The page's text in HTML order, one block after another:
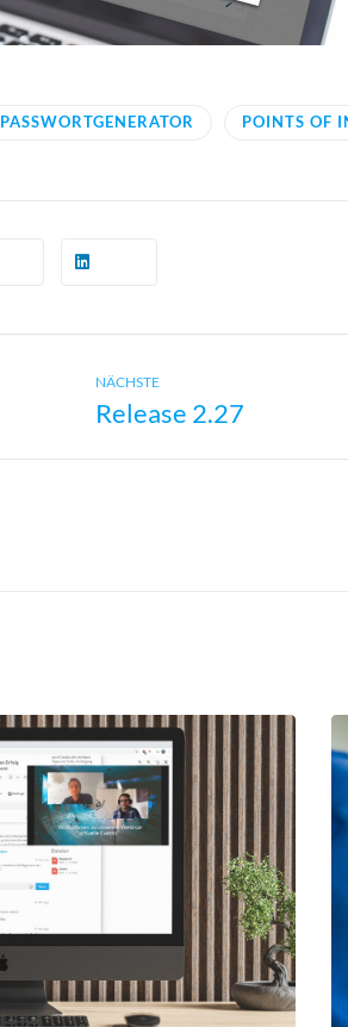
PASSWORTGENERATOR POINTS OF
NÄCHSTENext
post:
Release 2.27